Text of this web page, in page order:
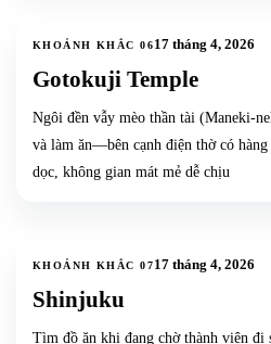
KHOẢNH KHẮC 0617 tháng 4, 2026
Gotokuji Temple
Ngôi đền vẫy mèo thần tài (Maneki-
và làm ăn—bên cạnh điện thờ có
dọc, không gian mát mẻ dễ chịu
KHOẢNH KHẮC 0717 tháng 4, 2026
Shinjuku
Tìm đồ ăn khi đang chờ thành viên đi